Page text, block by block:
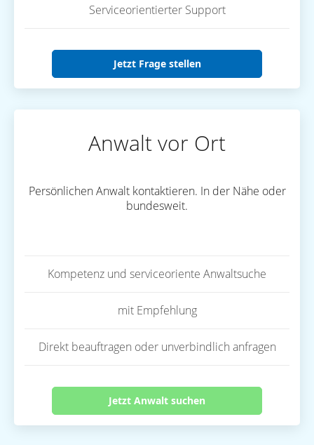
Serviceorientierter Support
Jetzt Frage stellen
Anwalt vor Ort
Persönlichen Anwalt kontaktieren. In der Nähe oder
bundesweit.
Kompetenz und serviceoriente Anwaltsuche
mit Empfehlung
Direkt beauftragen oder unverbindlich anfragen
Jetzt Anwalt suchen